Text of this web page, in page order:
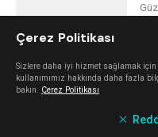
Çerez Politikası
Sizlere daha iyi hizmet sağlamak için
kullanımımız hakkında daha fazla
bakın. Çerez Politikası